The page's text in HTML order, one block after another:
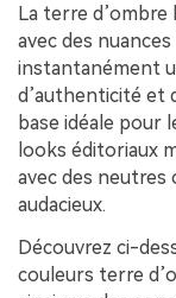
La terre
avec des
instantanément
d’authenticité et
base idéale pour
looks éditoriaux
avec des neutres
audacieux.
Découvrez ci-
couleurs terre